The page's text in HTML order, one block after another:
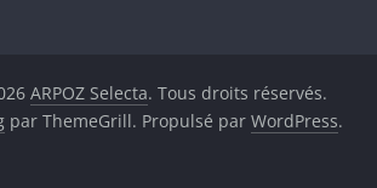
ARPOZ Selecta. Tous droits réservés.
par ThemeGrill. Propulsé parWordPress.